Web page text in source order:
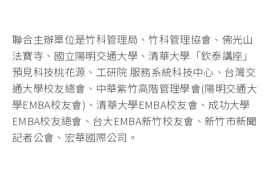
聯合主辦單位是竹科管理局、竹科管理協會、佛光山
法寶寺、國立陽明交通大學、清華大學「欽泰講座」
預見科技桃花源、工研院 服務系統科技中心、台灣交
通大學校友總會、中華紫竹高階管理學會(陽明交通大
學EMBA校友會)、清華大學EMBA校友會、成功大學
EMBA校友總會、台大EMBA新竹校友會、新竹市新聞
記者公會、宏華國際公司。